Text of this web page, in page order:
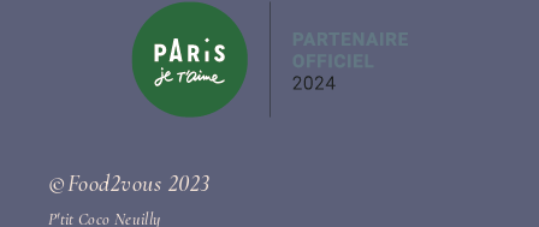
©Food2vous 2023
P'tit Coco Neuilly